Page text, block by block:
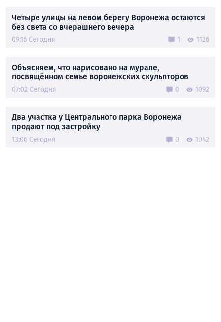
Четыре улицы на левом берегу Воронежа остаются
без света со вчерашнего вечера
09:16 Сегодня 1 1126
Объясняем, что нарисовано на мурале,
посвящённом семье воронежских скульпторов
07:02 Сегодня 0 1092
Два участка у Центрального парка Воронежа
продают под застройку
13:06 Сегодня 0 1042